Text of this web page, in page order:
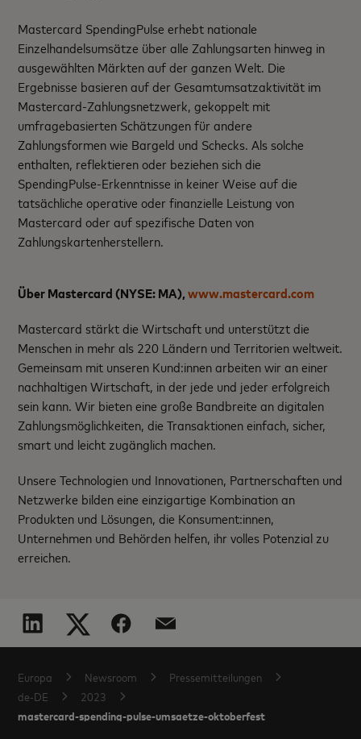
Mastercard SpendingPulse erhebt nationale
Einzelhandelsumsätze über alle Zahlungsarten hinweg in
ausgewählten Märkten auf der ganzen Welt. Die
Ergebnisse basieren auf der Gesamtumsatzaktivität im
Mastercard-Zahlungsnetzwerk, gekoppelt mit
umfragebasierten Schätzungen für andere
Zahlungsformen wie Bargeld und Schecks. Als solche
enthalten, reflektieren oder beziehen sich die
SpendingPulse-Erkenntnisse in keiner Weise auf die
tatsächliche operative oder finanzielle Leistung von
Mastercard oder auf spezifische Daten von
Zahlungskartenherstellern.
Über Mastercard (NYSE: MA),www.mastercard.com
Mastercard stärkt die Wirtschaft und unterstützt die
Menschen in mehr als 220 Ländern und Territorien weltweit.
Gemeinsam mit unseren Kund:innen arbeiten wir an einer
nachhaltigen Wirtschaft, in der jede und jeder erfolgreich
sein kann. Wir bieten eine große Bandbreite an digitalen
Zahlungsmöglichkeiten, die Transaktionen einfach, sicher,
smart und leicht zugänglich machen.
Unsere Technologien und Innovationen, Partnerschaften und
Netzwerke bilden eine einzigartige Kombination an
Produkten und Lösungen, die Konsument:innen,
Unternehmen und Behörden helfen, ihr volles Potenzial zu
erreichen.
Europa Newsroom
Pressemitteilungen
de-DE
2023
mastercard-spending-pulse-umsaetze-oktoberfest